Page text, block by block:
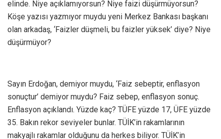
elinde. Niye açıklamıyorsun? Niye faizi düşürmüyorsun?
Köşe yazısı yazmıyor muydu yeni Merkez Bankası başkanı
olan arkadaş, ‘Faizler düşmeli, bu faizler yüksek’ diye? Niye
düşürmüyor?
Sayın Erdoğan, demiyor muydu, ‘Faiz sebeptir, enflasyon
sonuçtur’ demiyor muydu? Faiz sebep, enflasyon sonuç.
Enflasyon açıklandı. Yüzde kaç? TÜFE yüzde 17, ÜFE yüzde
35. Bakın rekor seviyeler bunlar. TÜİK’in rakamlarının
makyajlı rakamlar olduğunu da herkes biliyor. TÜİK’in